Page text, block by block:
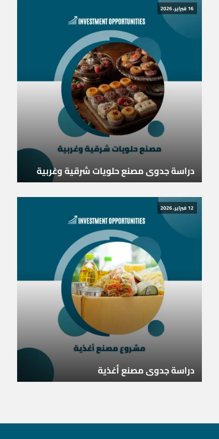
16 فبراير، 2026
دراسة جدوى مصنع حلويات شرقية وغربية
12 فبراير، 2026
دراسة جدوى مصنع أغذية